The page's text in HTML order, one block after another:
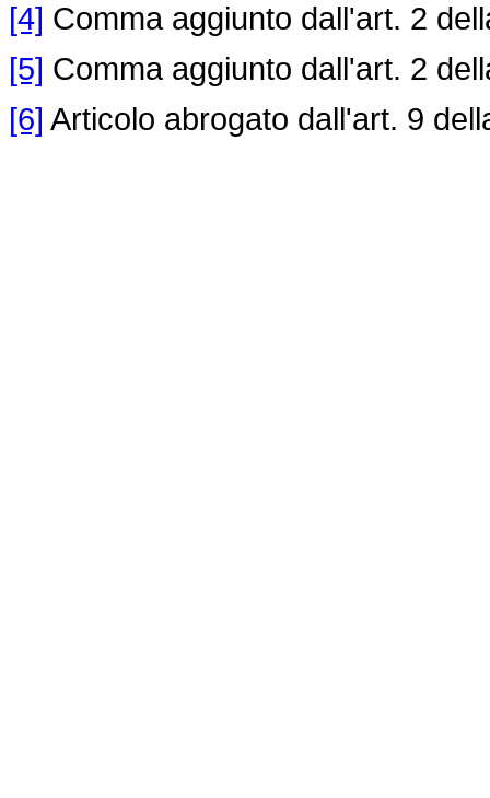
[4] Comma aggiunto dall'art. 2
[5] Comma aggiunto dall'art. 2
[6] Articolo abrogato dall'art. 9